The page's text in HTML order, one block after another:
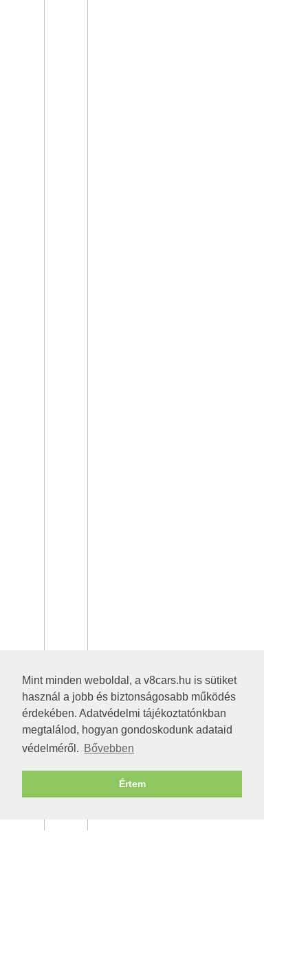
Mint minden weboldal, a v8cars.hu is sütiket
használ a jobb és biztonságosabb működés
érdekében. Adatvédelmi tájékoztatónkban
megtalálod, hogyan gondoskodunk adataid
védelméről. Bővebben
Értem